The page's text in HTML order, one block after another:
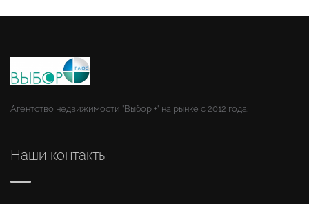
Агентство недвижимости "Выбор +" на рынке с 2012 года.
Наши контакты